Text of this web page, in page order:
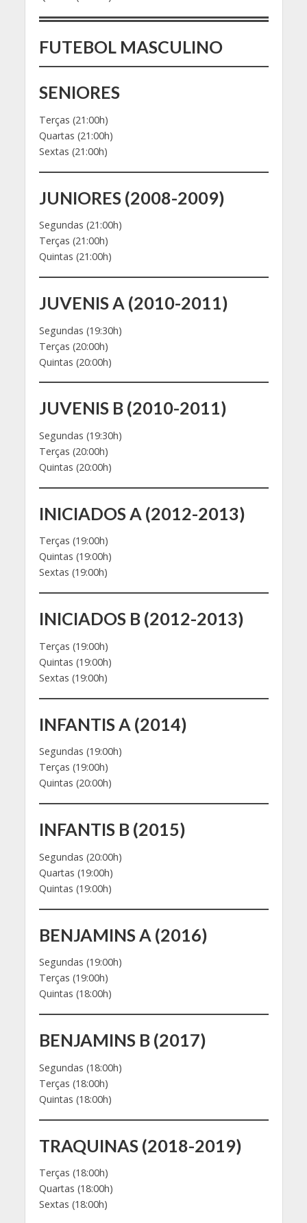
FUTEBOL MASCULINO
SENIORES
Terças (21:00h)
Quartas (21:00h)
Sextas (21:00h)
JUNIORES (2008-2009)
Segundas (21:00h)
Terças (21:00h)
Quintas (21:00h)
JUVENIS A (2010-2011)
Segundas (19:30h)
Terças (20:00h)
Quintas (20:00h)
JUVENIS B (2010-2011)
Segundas (19:30h)
Terças (20:00h)
Quintas (20:00h)
INICIADOS A (2012-2013)
Terças (19:00h)
Quintas (19:00h)
Sextas (19:00h)
INICIADOS B (2012-2013)
Terças (19:00h)
Quintas (19:00h)
Sextas (19:00h)
INFANTIS A (2014)
Segundas (19:00h)
Terças (19:00h)
Quintas (20:00h)
INFANTIS B (2015)
Segundas (20:00h)
Quartas (19:00h)
Quintas (19:00h)
BENJAMINS A (2016)
Segundas (19:00h)
Terças (19:00h)
Quintas (18:00h)
BENJAMINS B (2017)
Segundas (18:00h)
Terças (18:00h)
Quintas (18:00h)
TRAQUINAS (2018-2019)
Terças (18:00h)
Quartas (18:00h)
Sextas (18:00h)